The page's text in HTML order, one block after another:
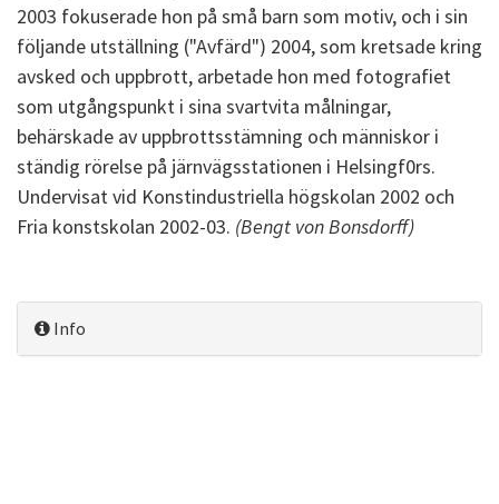
2003 fokuserade hon på små barn som motiv, och i sin
följande utställning ("Avfärd") 2004, som kretsade kring
avsked och uppbrott, arbetade hon med fotografiet
som utgångspunkt i sina svartvita målningar,
behärskade av uppbrottsstämning och människor i
ständig rörelse på järnvägsstationen i Helsingf0rs.
Undervisat vid Konstindustriella högskolan 2002 och
Fria konstskolan 2002-03. (Bengt von Bonsdorff)
Info